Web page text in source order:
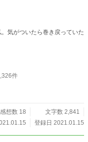
気がついたら巻き戻っていた
件
感想数 18
文字数 2,841
登録日 2021.01.15